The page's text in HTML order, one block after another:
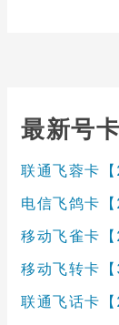
最新号卡
联通飞蓉卡
电信飞鸽卡
移动飞雀卡
移动飞转卡
联通飞话卡